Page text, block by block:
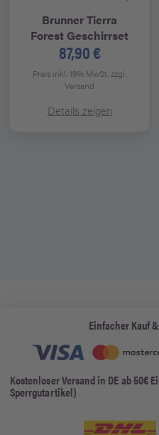
BrunnerTierra
Forest Geschirrset
87,90 €
Preis inkl. 19% MwSt.zzgl.
Versand
Details zeigen
Einfacher Kauf
Kostenloser Versand in DE ab 50€
Sperrgutartikel)